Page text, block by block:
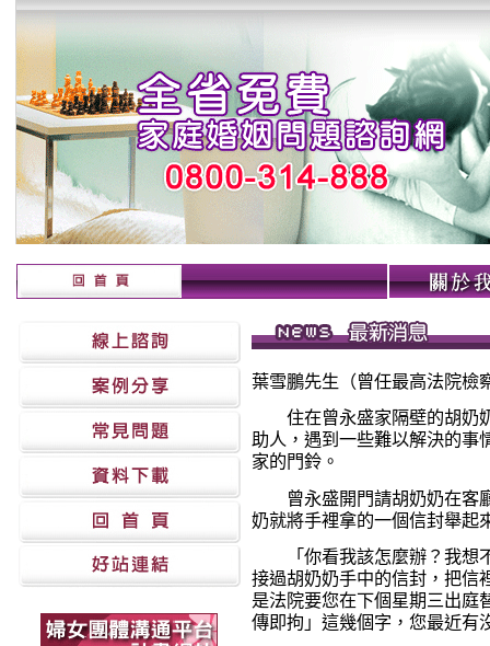
葉雪鵬先生（曾任最高法院檢
住在曾永盛家隔壁的胡奶
助人，遇到一些難以解決的事
家的門鈴。
曾永盛開門請胡奶奶在客
奶就將手裡拿的一個信封舉起
「你看我該怎麼辦？我想
接過胡奶奶手中的信封，把信
是法院要您在下個星期三出庭
傳即拘」這幾個字，您最近有